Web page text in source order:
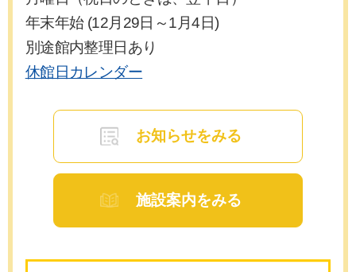
年末年始 (12月29日～1月4日)
別途館内整理日あり
休館日カレンダー
お知らせをみる
施設案内をみる